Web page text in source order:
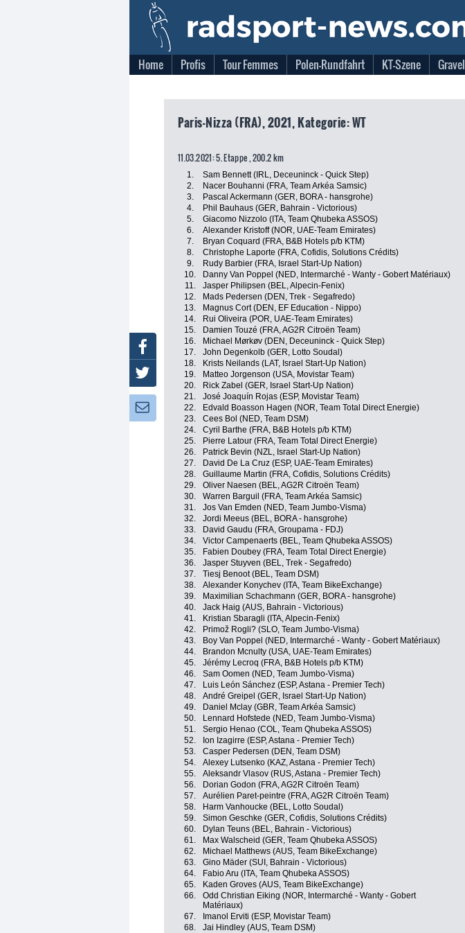
Home Profis Tour Femmes Polen-Rundfahrt KT-Szene Gravel
Paris-Nizza (FRA), 2021, Kategorie: WT
11.03.2021: 5. Etappe , 200.2 km
1. Sam Bennett (IRL, Deceuninck - Quick Step)
2.
Nacer Bouhanni (FRA, Team Arkéa Samsic)
3.
Pascal Ackermann (GER, BORA - hansgrohe)
4.
Phil Bauhaus (GER, Bahrain - Victorious)
5.
Giacomo Nizzolo (ITA, Team Qhubeka ASSOS)
6.
Alexander Kristoff (NOR, UAE-Team Emirates)
7.
Bryan Coquard (FRA, B&B Hotels p/b KTM)
8.
Christophe Laporte (FRA, Cofidis, Solutions Crédits)
9.
Rudy Barbier (FRA, Israel Start-Up Nation)
10.
Danny Van Poppel (NED, Intermarché - Wanty - Gobert Matériaux)
11.
Jasper Philipsen (BEL, Alpecin-Fenix)
12.
Mads Pedersen (DEN, Trek - Segafredo)
13.
Magnus Cort (DEN, EF Education - Nippo)
14.
Rui Oliveira (POR, UAE-Team Emirates)
15.
Damien Touzé (FRA, AG2R Citroën Team)
16.
Michael Mørkøv (DEN, Deceuninck - Quick Step)
17.
John Degenkolb (GER, Lotto Soudal)
18.
Krists Neilands (LAT, Israel Start-Up Nation)
19.
Matteo Jorgenson (USA, Movistar Team)
20.
Rick Zabel (GER, Israel Start-Up Nation)
21.
José Joaquín Rojas (ESP, Movistar Team)
22.
Edvald Boasson Hagen (NOR, Team Total Direct Energie)
23.
Cees Bol (NED, Team DSM)
24.
Cyril Barthe (FRA, B&B Hotels p/b KTM)
25.
Pierre Latour (FRA, Team Total Direct Energie)
26.
Patrick Bevin (NZL, Israel Start-Up Nation)
27.
David De La Cruz (ESP, UAE-Team Emirates)
28.
Guillaume Martin (FRA, Cofidis, Solutions Crédits)
29.
Oliver Naesen (BEL, AG2R Citroën Team)
30.
Warren Barguil (FRA, Team Arkéa Samsic)
31.
Jos Van Emden (NED, Team Jumbo-Visma)
32.
Jordi Meeus (BEL, BORA - hansgrohe)
33.
David Gaudu (FRA, Groupama - FDJ)
34.
Victor Campenaerts (BEL, Team Qhubeka ASSOS)
35.
Fabien Doubey (FRA, Team Total Direct Energie)
36.
Jasper Stuyven (BEL, Trek - Segafredo)
37.
Tiesj Benoot (BEL, Team DSM)
38.
Alexander Konychev (ITA, Team BikeExchange)
39.
Maximilian Schachmann (GER, BORA - hansgrohe)
40.
Jack Haig (AUS, Bahrain - Victorious)
41.
Kristian Sbaragli (ITA, Alpecin-Fenix)
42.
Primož Rogli? (SLO, Team Jumbo-Visma)
43.
Boy Van Poppel (NED, Intermarché - Wanty - Gobert Matériaux)
44.
Brandon Mcnulty (USA, UAE-Team Emirates)
45.
Jérémy Lecroq (FRA, B&B Hotels p/b KTM)
46.
Sam Oomen (NED, Team Jumbo-Visma)
47.
Luis León Sánchez (ESP, Astana - Premier Tech)
48.
André Greipel (GER, Israel Start-Up Nation)
49.
Daniel Mclay (GBR, Team Arkéa Samsic)
50.
Lennard Hofstede (NED, Team Jumbo-Visma)
51.
Sergio Henao (COL, Team Qhubeka ASSOS)
52.
Ion Izagirre (ESP, Astana - Premier Tech)
53.
Casper Pedersen (DEN, Team DSM)
54.
Alexey Lutsenko (KAZ, Astana - Premier Tech)
55.
Aleksandr Vlasov (RUS, Astana - Premier Tech)
56.
Dorian Godon (FRA, AG2R Citroën Team)
57.
Aurélien Paret-peintre (FRA, AG2R Citroën Team)
58.
Harm Vanhoucke (BEL, Lotto Soudal)
59.
Simon Geschke (GER, Cofidis, Solutions Crédits)
60.
Dylan Teuns (BEL, Bahrain - Victorious)
61.
Max Walscheid (GER, Team Qhubeka ASSOS)
62.
Michael Matthews (AUS, Team BikeExchange)
63.
Gino Mäder (SUI, Bahrain - Victorious)
64.
Fabio Aru (ITA, Team Qhubeka ASSOS)
65.
Kaden Groves (AUS, Team BikeExchange)
66.
Odd Christian Eiking (NOR, Intermarché - Wanty - Gobert
Matériaux)
67. Imanol Erviti (ESP, Movistar Team)
68.
Jai Hindley (AUS, Team DSM)
Facebook
Twitter
Newsletter: